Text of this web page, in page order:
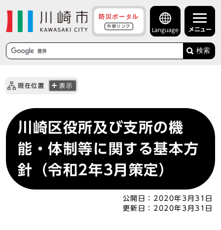
防災ポータル
外部リンク
Language メニュー
検索
現在位置 表示
川崎区役所及び支所の機
能・体制等に関する基本方
針（令和2年3月策定）
公開日： 2020年3月31日
更新日： 2020年3月31日